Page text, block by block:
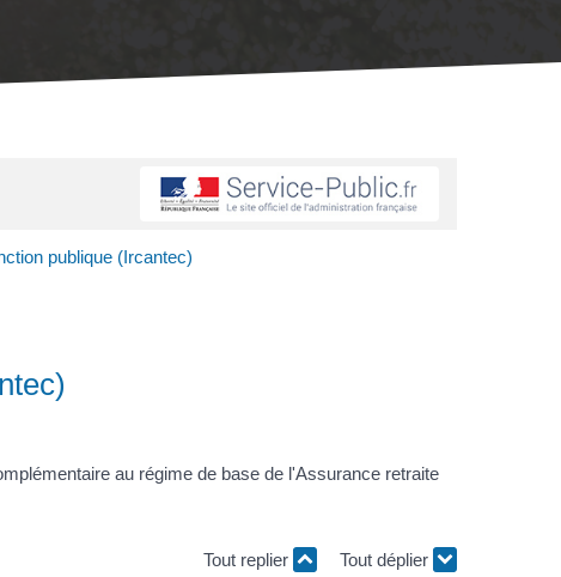
publique (Ircantec)
au régime de base de l'Assurance retraite
Tout replier Tout déplier